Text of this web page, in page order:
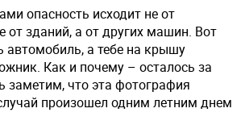
опасность исходит не от
от зданий, а от других машин. Вот
автомобиль, а тебе на крышу
Как и почему – осталось за
что эта фотография
произошел одним летним днем